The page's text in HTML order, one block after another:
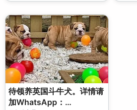
待领养英国斗牛犬。详情请
加WhatsApp：